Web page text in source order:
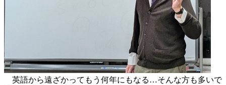
英語から遠ざかってもう何年にもなる…そんな方も多いで